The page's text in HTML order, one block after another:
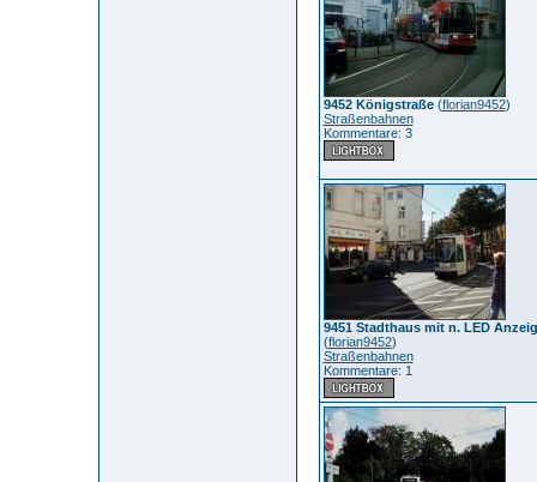
9452 Königstraße(florian9452)
Straßenbahnen
Kommentare: 3
9451 Stadthaus mit n. LED
(florian9452)
Straßenbahnen
Kommentare: 1